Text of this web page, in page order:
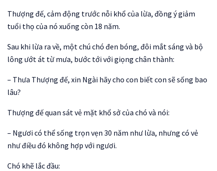
Thượng đế, cảm động trước nỗi khổ của lừa, đồng ý giảm
tuổi thọ của nó xuống còn 18 năm.
Sau khi lừa ra về, một chú chó đen bóng, đôi mắt sáng và bộ
lông ướt át từ mưa, bước tới với giọng chân thành:
– Thưa Thượng đế, xin Ngài hãy cho con biết con sẽ sống bao
lâu?
Thượng đế quan sát vẻ mặt khổ sở của chó và nói:
– Ngươi có thể sống trọn vẹn 30 năm như lừa, nhưng có vẻ
như điều đó không hợp với ngươi.
Chó khẽ lắc đầu: